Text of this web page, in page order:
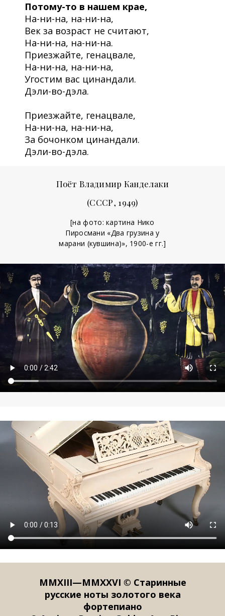
Потому-то в нашем крае,
На-ни-на, на-ни-на,
Век за возраст не считают,
На-ни-на, на-ни-на.
Приезжайте, генацвале,
На-ни-на, на-ни-на,
Угостим вас цинандали.
Дэли-во-дэла.
Приезжайте, генацвале,
На-ни-на, на-ни-на,
За бочонком цинандали.
Дэли-во-дэла.
Поёт Владимир Канделаки
(СССР, 1949)
[на фото: картина Нико
Пиросмани «Два грузина у
марани (кувшина)», 1900-е гг.]
MMXIII—MMXXVI © Старинные
русские ноты золотого века
фортепиано